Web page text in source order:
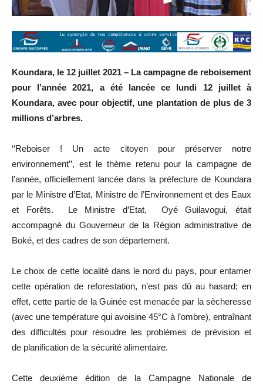
Koundara, le 12 juillet 2021 – La campagne de reboisement
pour l’année 2021, a été lancée ce lundi 12 juillet à
Koundara, avec pour objectif, une plantation de plus de 3
millions d’arbres.
‘’Reboiser ! Un acte citoyen pour préserver notre
environnement’’, est le thème retenu pour la campagne de
l’année, officiellement lancée dans la préfecture de Koundara
par le Ministre d’Etat, Ministre de l’Environnement et des Eaux
et Forêts. Le Ministre d’Etat, Oyé Guilavogui, était
accompagné du Gouverneur de la Région administrative de
Boké, et des cadres de son département.
Le choix de cette localité dans le nord du pays, pour entamer
cette opération de reforestation, n’est pas dû au hasard; en
effet, cette partie de la Guinée est menacée par la sècheresse
(avec une température qui avoisine 45°C à l’ombre), entraînant
des difficultés pour résoudre les problèmes de prévision et
de planification de la sécurité alimentaire.
Cette deuxième édition de la Campagne Nationale de